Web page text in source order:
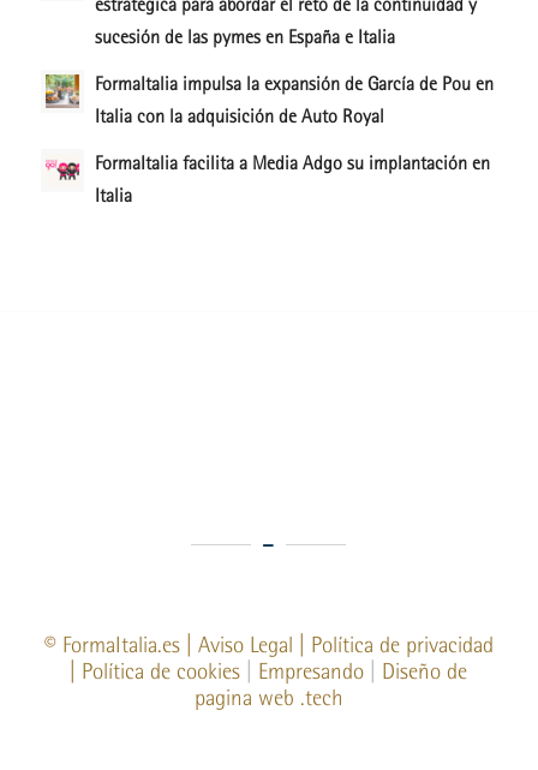
sucesión de las pymes en España e Italia
FormaItalia impulsa la expansión de García de Pou en
Italia con la adquisición de Auto Royal
FormaItalia facilita a Media Adgo su implantación en
Italia
© FormaItalia.es Aviso Legal
Política de privacidad
Política de cookies Empresando
Diseño de
pagina web .tech